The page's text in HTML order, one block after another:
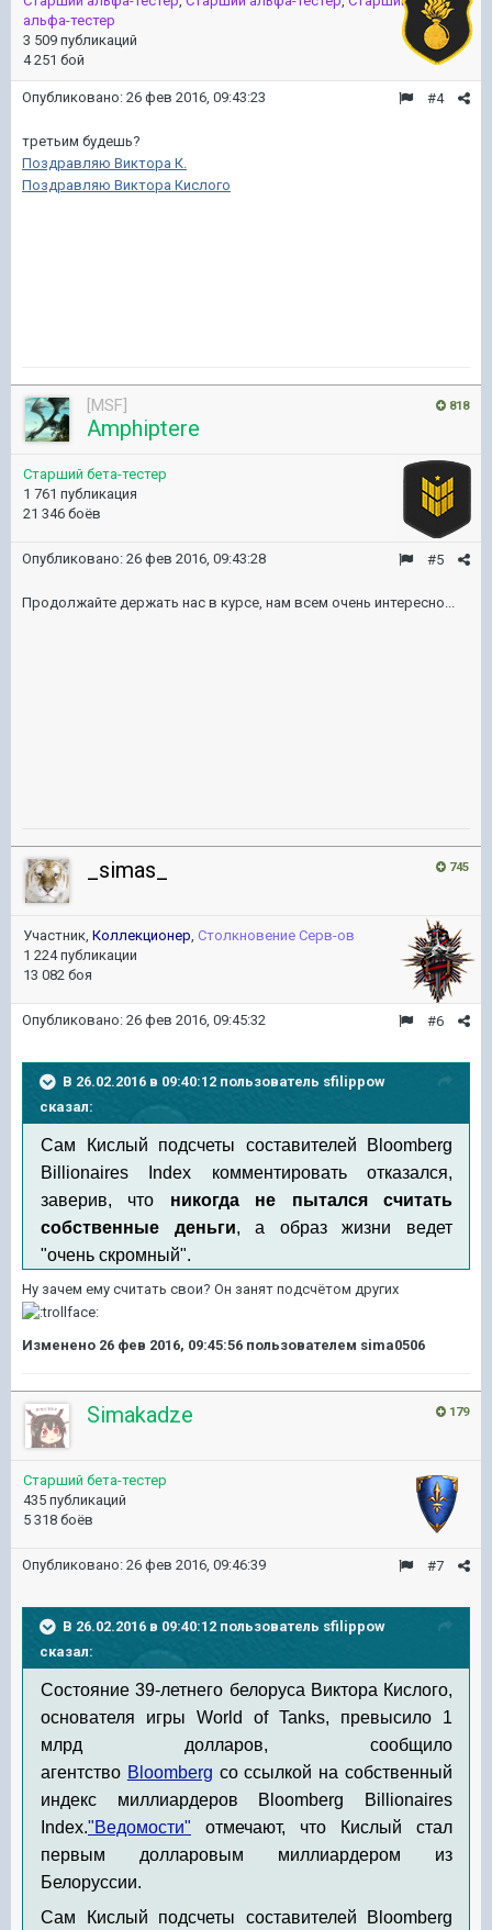
альфа-тестер
3 509 публикаций
4 251 бой
#4
Опубликовано: 26 фев 2016, 09:43:23
третьим будешь?
Поздравляю Виктора К.
Поздравляю Виктора Кислого
818
[MSF]
Amphiptere
Старший бета-тестер
1 761 публикация
21 346 боёв
#5
Опубликовано: 26 фев 2016, 09:43:28
Продолжайте держать нас в курсе, нам всем очень интересно...
745
_simas_
Участник, Коллекционер, Столкновение Серв-ов
1 224 публикации
13 082 боя
#6
Опубликовано: 26 фев 2016, 09:45:32
В 26.02.2016 в 09:40:12 пользователь sfilippow
сказал:
Сам Кислый подсчеты составителей Bloomberg
Billionaires Index комментировать отказался,
заверив, что никогда не пытался
считать
собственные деньги, а образ жизни ведет
"очень скромный".
Ну зачем ему считать свои? Он занят подсчётом других
Изменено 26 фев 2016, 09:45:56 пользователем sima0506
179
Simakadze
Старший бета-тестер
435 публикаций
5 318 боёв
#7
Опубликовано: 26 фев 2016, 09:46:39
В 26.02.2016 в 09:40:12 пользователь sfilippow
сказал:
Состояние 39-летнего белоруса Виктора Кислого,
основателя игры World of Tanks, превысило 1
млрд долларов, сообщило
агентство Bloomberg со ссылкой на собственный
индекс миллиардеров Bloomberg Billionaires
Index."Ведомости" отмечают, что Кислый стал
первым долларовым миллиардером из
Белоруссии.
Сам Кислый подсчеты составителей Bloomberg